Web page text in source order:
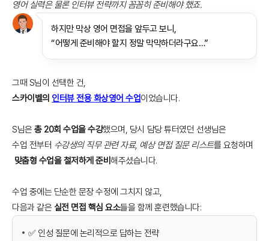
영어 실력은 물론 인터뷰 전략까지 꼼꼼히 준비해야 했죠.
하지만 막상 영어 면접을 앞두고 보니,
“어떻게 준비해야 할지 정말 막막하더라구요…”
그때 S님이 선택한 건,
스카이벨의 인터뷰 전용 화상영어 수업이었습니다.
S님은총 20회 수업을 수강했으며, 당시 담당 튜터였던 선생님은
수업 전부터 수강생의 직무 관련 자료, 예상 면접 질문 리스트를 요청하며
맞춤형 수업을 철저하게 준비해주셨습니다.
수업 중에는 단순한 문장 수정에 그치지 않고,
다음과 같은 실전 면접 핵심 요소들을 함께 훈련했습니다:
✅ 인성 질문에 논리적으로 답하는 전략